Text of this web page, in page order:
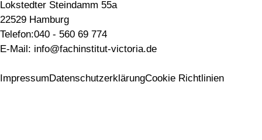
Lokstedter Steindamm 55a
22529 Hamburg
Telefon:040 - 560 69 774
E-Mail: info@fachinstitut-victoria.de
ImpressumDatenschutzerklärungCookie Richtlinien